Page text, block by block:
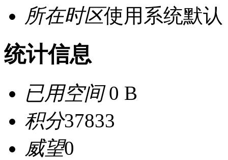
所在时区使用系统默认
统计信息
已用空间0 B
积分37833
威望0